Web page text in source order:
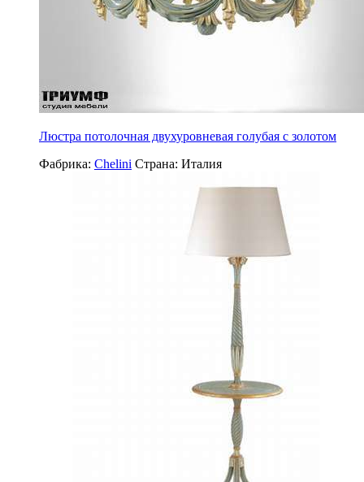
Люстра потолочная двухуровневая голубая с золотом
Фабрика: Chelini Страна: Италия